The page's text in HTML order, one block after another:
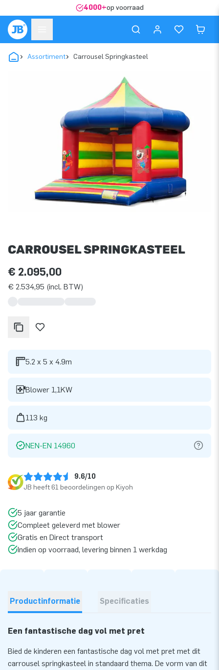
4000+op voorraad
Assortiment Carrousel Springkasteel
CARROUSEL SPRINGKASTEEL
€ 2.095,00
€ 2.534,95 (incl. BTW)
5.2 x 5 x 4.9m
Blower 1,1KW
113 kg
NEN-EN 14960
9.6/10
JB heeft 61 beoordelingen op Kiyoh
5 jaar garantie
Compleet geleverd met blower
Gratis en Direct transport
Indien op voorraad, levering binnen 1 werkdag
Productinformatie Specificaties
Een fantastische dag vol met pret
Bied de kinderen een fantastische dag vol met pret met dit
carrousel springkasteel in standaard thema. De vorm van dit